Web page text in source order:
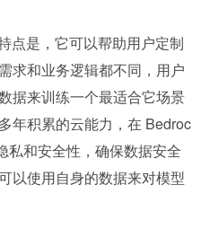
点是，它可以帮助用户定制
求和业务逻辑都不同，用户
据来训练一个最适合它场景
年积累的云能力，在 Bedroc
私和安全性，确保数据安全
以使用自身的数据来对模型